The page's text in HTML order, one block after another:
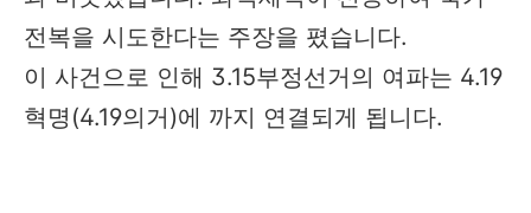
전복을 시도한다는 주장을 폈습니다.
이 사건으로 인해 3.15부정선거의 여파는 4.19
혁명(4.19의거)에 까지 연결되게 됩니다.